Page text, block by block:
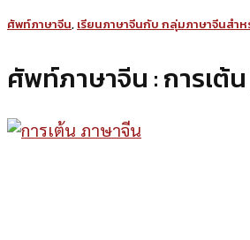
ศัพท์ภาษาจีน, เรียนภาษาจีนกับ กลุ่มภาษาจีนสำ
ศัพท์ภาษาจีน : การเต้